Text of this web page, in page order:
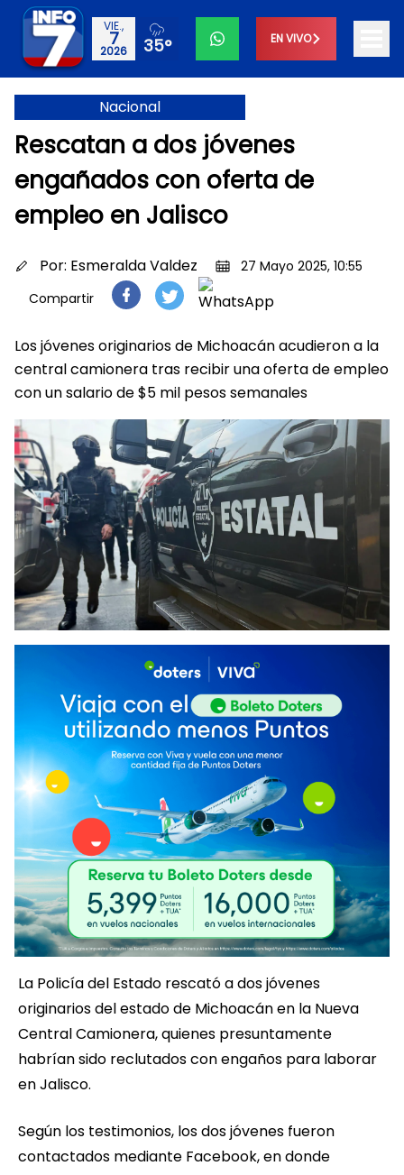
VIE.,
7
2026 35° EN VIVO
Nacional
Rescatan a dos jóvenes
engañados con oferta de
empleo en Jalisco
Por: Esmeralda Valdez
27 Mayo 2025, 10:55
Compartir
Los jóvenes originarios de Michoacán acudieron a la
central camionera tras recibir una oferta de empleo
con un salario de $5 mil pesos semanales
La Policía del Estado rescató a dos jóvenes
originarios del estado de Michoacán en la Nueva
Central Camionera, quienes presuntamente
habrían sido reclutados con engaños para laborar
en Jalisco.
Según los testimonios, los dos jóvenes fueron
contactados mediante Facebook, en donde